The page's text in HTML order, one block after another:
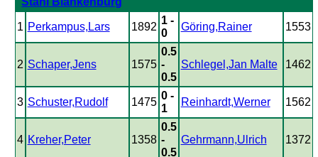
1 Perkampus,Lars 1892
1 -
0
Göring,Rainer 1553
2 Schaper,Jens 1575
0.5
-
0.5
Schlegel,Jan Malte 1462
3 Schuster,Rudolf 1475
0 -
1
Reinhardt,Werner 1562
4 Kreher,Peter 1358
0.5
-
0.5
Gehrmann,Ulrich 1372